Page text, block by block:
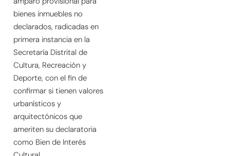
bienes inmuebles no
declarados, radicadas en
primera instancia en la
Secretaría Distrital de
Cultura, Recreación y
Deporte, con el fin de
confirmar si tienen valores
urbanísticos y
arquitectónicos que
ameriten su declaratoria
como Bien de Interés